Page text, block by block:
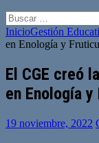
Buscar:
InicioGestión
en Enología y
El CGE creó
en Enología
19 noviembre, 2022